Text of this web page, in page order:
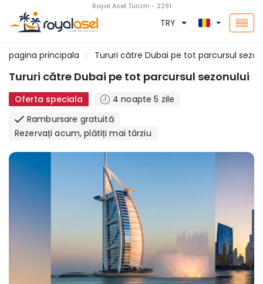
Royal Asel Turizm - 2291
TRY
pagina principala Tururi către Dubai pe tot parcursul
Tururi către Dubai pe tot parcursul sezonului
Oferta speciala
4 noapte 5 zile
Rambursare gratuită
Rezervați acum, plătiți mai târziu